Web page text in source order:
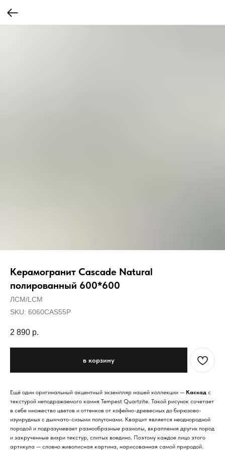
Керамогранит Cascade Natural
полированный 600*600
ЛСМ/LCM
SKU: 6060CAS55P
2 890 р.
в корзину
Ещё один оригинальный акцентный экземпляр нашей коллекции — Каскад с
текстурой неподражаемого камня Tempest Quartzite. Такой рисунок сочетает
в себе множество цветов и оттенков от кофейно-древесных до бирюзово-
изумрудных с дымчато-сизыми полутонами. Кварцит является неоднородной
породой и подразумевает разнообразные размолы, вкрапления других пород
и закрученные вихри текстур, слитых воедино. Поэтому каждое лицо этого
артикула — словно живописная картина, нарисованная самой природой.